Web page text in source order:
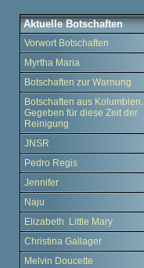
Aktuelle Botschaften
Vorwort Botschaften
Myrtha Maria
Botschaften zur Warnung
Botschaften aus Kolumbien.
Gegeben für diese Zeit der
Reinigung
JNSR
Pedro Regis
Jennifer
Naju
Elizabeth Little Mary
Christina Gallager
Melvin Doucette